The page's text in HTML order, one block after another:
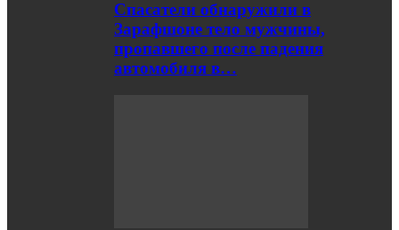
Спасатели обнаружили в
Зарафшоне тело мужчины,
пропавшего после падения
автомобиля в…